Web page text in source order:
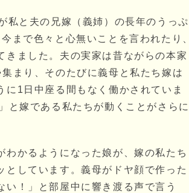
私と夫の兄嫁（義姉）の長年のうっぷ
まで色々と心無いことを言われたり、
ました。夫の実家は昔ながらの本家
まり、そのたびに義母と私たち嫁は
1日中座る間もなく働かされていま
と嫁である私たちが動くことがさらに
かるようになった娘が、嫁の私たち
しています。義母がドヤ顔で作った
！」と部屋中に響き渡る声で言う